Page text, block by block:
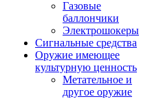
Газовые
баллончики
Электрошокеры
Сигнальные средства
Оружие имеющее
культурную ценность
Метательное и
другое оружие